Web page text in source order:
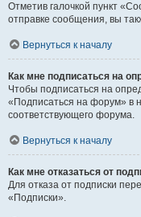
Отметив галочкой пункт
отправке сообщения, вы
Вернуться к началу
Как мне подписаться на
Чтобы подписаться на
«Подписаться на форум» в
соответствующего форума.
Вернуться к началу
Как мне отказаться от
Для отказа от подписки
«Подписки».